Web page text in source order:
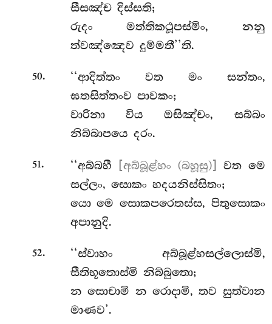
සීසඤ්ච දිස්සති;
රුදං මත්තිකථූපස්මිං, නනු
ත්වඤ්ඤෙව දුම්මතී’’ති.
50.
‘‘ආදිත්තං වත මං සන්තං,
ඝතසිත්තංව පාවකං;
වාරිනා විය ඔසිඤ්චං, සබ්බං
නිබ්බාපයෙ දරං.
51. ‘‘අබ්බහී [අබ්බූළ්හං (බහූසු)]
වත මෙ
සල්ලං, සොකං හදයනිස්සිතං;
යො මෙ සොකපරෙතස්ස, පිතුසොකං
අපානුදි.
52.
‘‘ස්වාහං අබ්බූළ්හසල්ලොස්මි,
සීතිභූතොස්මි නිබ්බුතො;
න සොචාමි න රොදාමි, තව සුත්වාන
මාණව’.